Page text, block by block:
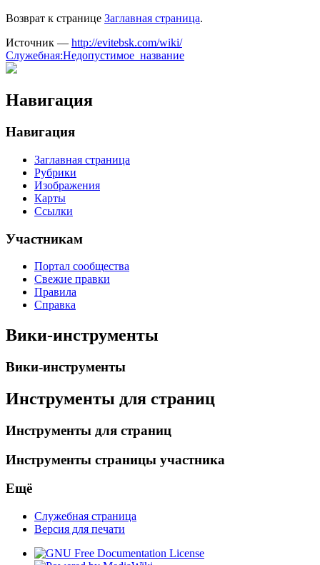
Возврат к странице Заглавная страница.
Источник — http://evitebsk.com/wiki/
Служебная:Недопустимое_название
Навигация
Навигация
Заглавная страница
Рубрики
Изображения
Карты
Ссылки
Участникам
Портал сообщества
Свежие правки
Правила
Справка
Вики-инструменты
Вики-инструменты
Инструменты для страниц
Инструменты для страниц
Инструменты страницы участника
Ещё
Служебная страница
Версия для печати